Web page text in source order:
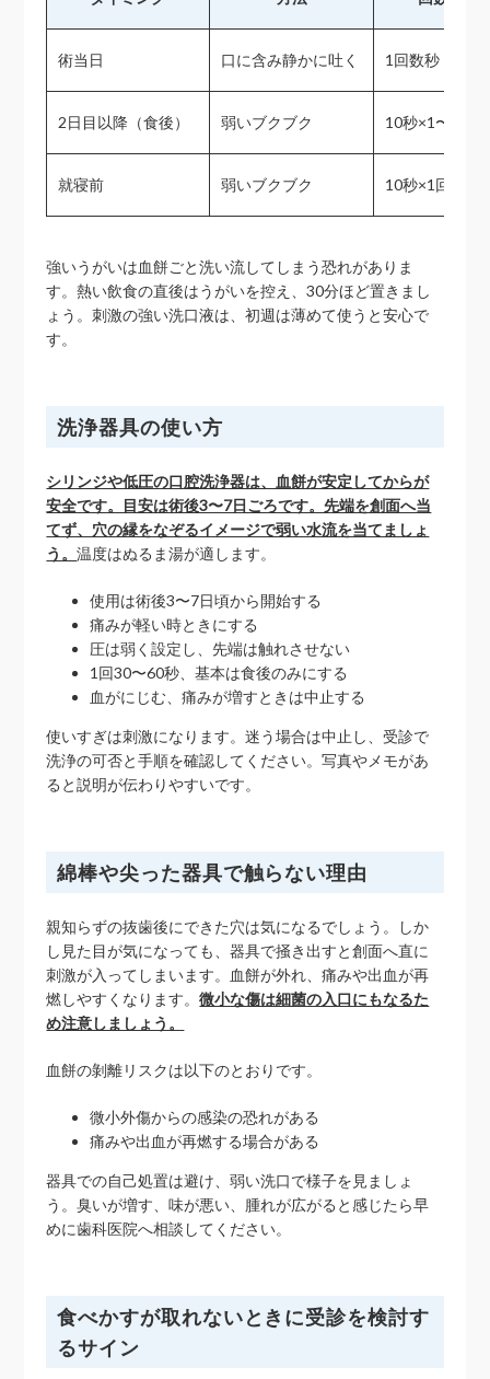
術当日 口に含み静かに吐く 1回数秒
2日目以降（食後） 弱いブクブク 10秒×1〜2回
就寝前 弱いブクブク 10秒×1回
強いうがいは血餅ごと洗い流してしまう恐れがありま
す。熱い飲食の直後はうがいを控え、30分ほど置きまし
ょう。刺激の強い洗口液は、初週は薄めて使うと安心で
す。
洗浄器具の使い方
シリンジや低圧の口腔洗浄器は、血餅が安定してからが
安全です。目安は術後3〜7日ごろです。先端を創面へ当
てず、穴の縁をなぞるイメージで弱い水流を当てましょ
う。温度はぬるま湯が適します。
使用は術後3〜7日頃から開始する
痛みが軽い時ときにする
圧は弱く設定し、先端は触れさせない
1回30〜60秒、基本は食後のみにする
血がにじむ、痛みが増すときは中止する
使いすぎは刺激になります。迷う場合は中止し、受診で
洗浄の可否と手順を確認してください。写真やメモがあ
ると説明が伝わりやすいです。
綿棒や尖った器具で触らない理由
親知らずの抜歯後にできた穴は気になるでしょう。しか
し見た目が気になっても、器具で掻き出すと創面へ直に
刺激が入ってしまいます。血餅が外れ、痛みや出血が再
燃しやすくなります。微小な傷は細菌の入口にもなるた
め注意しましょう。
血餅の剝離リスクは以下のとおりです。
微小外傷からの感染の恐れがある
痛みや出血が再燃する場合がある
器具での自己処置は避け、弱い洗口で様子を見ましょ
う。臭いが増す、味が悪い、腫れが広がると感じたら早
めに歯科医院へ相談してください。
食べかすが取れないときに受診を検討す
るサイン